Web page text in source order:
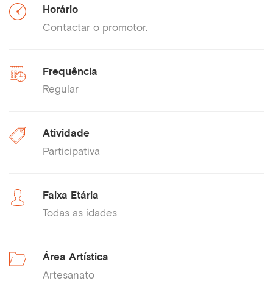
Horário
Contactar o promotor.
Frequência
Regular
Atividade
Participativa
Faixa Etária
Todas as idades
Área Artística
Artesanato